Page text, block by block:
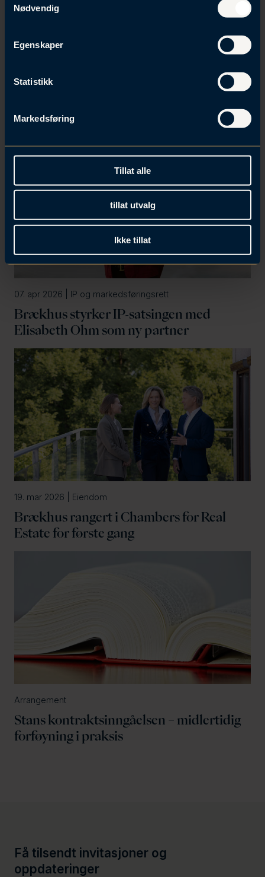
Nødvendig
Egenskaper
Statistikk
Markedsføring
Tillat alle
tillat utvalg
Ikke tillat
Se alle
07. apr 2026 | IP og markedsføringsrett
Brækhus styrker IP-satsingen med
Elisabeth Ohm som ny partner
19. mar 2026 | Eiendom
Brækhus rangert i Chambers for Real
Estate for første gang
Arrangement
Stans kontraktsinngåelsen – midlertidig
forføyning i praksis
Få tilsendt invitasjoner og
oppdateringer